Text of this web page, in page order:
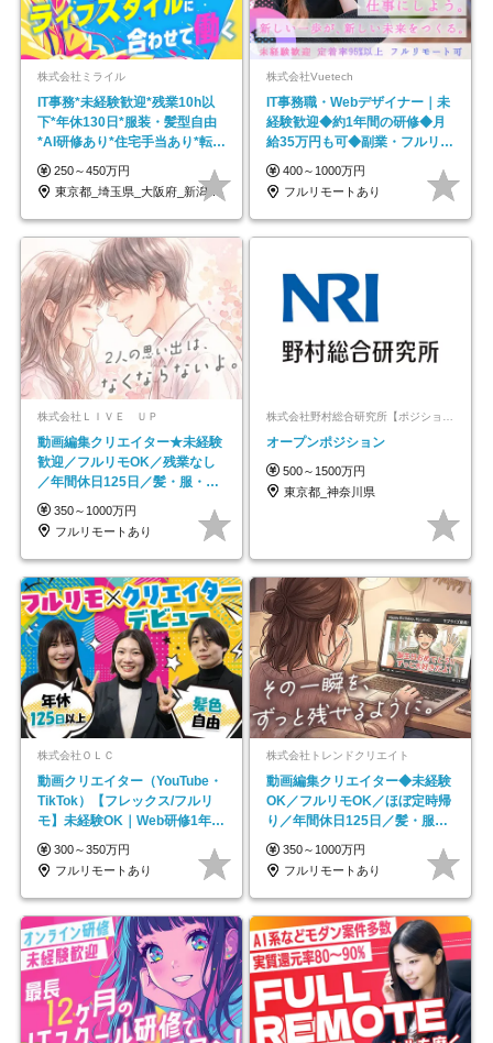
株式会社ミライル
IT事務*未経験歓迎*残業10h以
下*年休130日*服装・髪型自由
*AI研修あり*住宅手当あり*転勤
なし
250～450万円
東京都_埼玉県_大阪府_新潟県_福岡県
株式会社Vuetech
IT事務職・Webデザイナー｜未
経験歓迎◆約1年間の研修◆月
給35万円も可◆副業・フルリモ
ート可◆年休126日
400～1000万円
フルリモートあり
株式会社ＬＩＶＥ ＵＰ
動画編集クリエイター★未経験
歓迎／フルリモOK／残業なし
／年間休日125日／髪・服・ネ
イル自由／研修充実で安心
350～1000万円
フルリモートあり
オープンポジション
500～1500万円
東京都_神奈川県
株式会社ＯＬＣ
動画クリエイター（YouTube・
TikTok）【フレックス/フルリ
モ】未経験OK｜Web研修1年間
｜副業OK
300～350万円
フルリモートあり
株式会社トレンドクリエイト
動画編集クリエイター◆未経験
OK／フルリモOK／ほぼ定時帰
り／年間休日125日／髪・服・
ネイル自由／副業OK
350～1000万円
フルリモートあり